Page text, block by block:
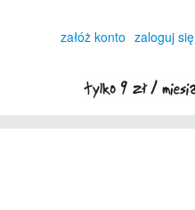
załóż konto zaloguj się